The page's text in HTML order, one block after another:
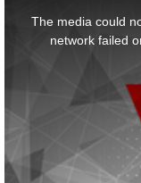
The media could
network failed